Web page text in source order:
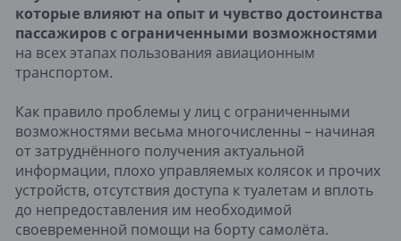
которые влияют на опыт и чувство достоинства
пассажиров с ограниченными возможностями
на всех этапах пользования авиационным
транспортом.
Как правило проблемы у лиц с ограниченными
возможностями весьма многочисленны – начиная
от затруднённого получения актуальной
информации, плохо управляемых колясок и прочих
устройств, отсутствия доступа к туалетам и вплоть
до непредоставления им необходимой
своевременной помощи на борту самолёта.